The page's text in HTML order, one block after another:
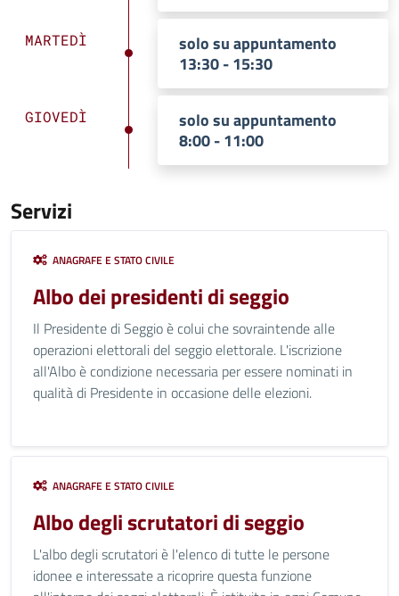
MARTEDÌ
solo su appuntamento
13:30 - 15:30
GIOVEDÌ
solo su appuntamento
8:00 - 11:00
Servizi
ANAGRAFE E STATO CIVILE
Albo dei presidenti di seggio
Il Presidente di Seggio è colui che sovraintende alle
operazioni elettorali del seggio elettorale. L'iscrizione
all'Albo è condizione necessaria per essere nominati in
qualità di Presidente in occasione delle elezioni.
ANAGRAFE E STATO CIVILE
Albo degli scrutatori di seggio
L'albo degli scrutatori è l'elenco di tutte le persone
idonee e interessate a ricoprire questa funzione